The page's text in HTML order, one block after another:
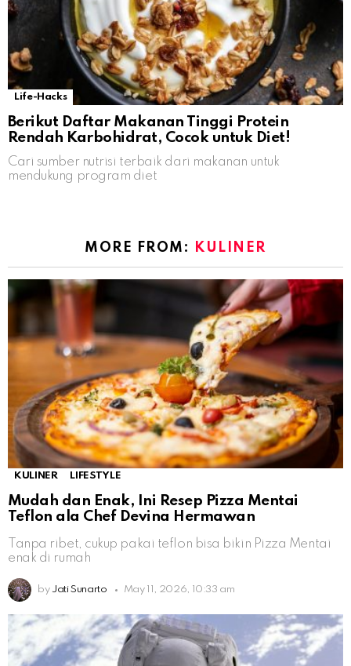
Life-Hacks
Berikut Daftar Makanan Tinggi Protein
Rendah Karbohidrat, Cocok untuk Diet!
Cari sumber nutrisi terbaik dari makanan untuk
mendukung program diet
MORE FROM: KULINER
KULINER LIFESTYLE
Mudah dan Enak, Ini Resep Pizza Mentai
Teflon ala Chef Devina Hermawan
Tanpa ribet, cukup pakai teflon bisa bikin Pizza Mentai
enak di rumah
by Jati Sunarto May 11, 2026, 10:33 am